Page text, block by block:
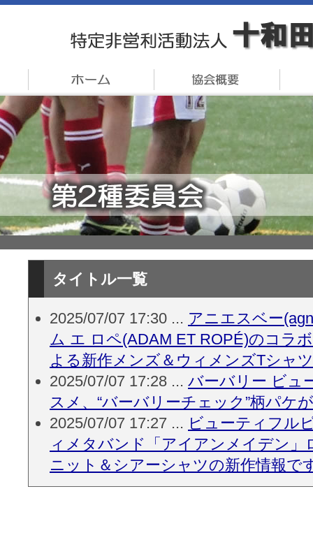
タイトル一覧
2025/07/07 17:30 ... アニエスベー
ム エ ロペ(ADAM ET ROPÉ)のコラ
よる新作メンズ＆ウィメンズTシャ
2025/07/07 17:28 ... バーバリー ビュ
スメ、“バーバリーチェック”柄パケ
2025/07/07 17:27 ... ビューティフル
ィメタバンド「アイアンメイデン」
ニット＆シアーシャツの新作情報で